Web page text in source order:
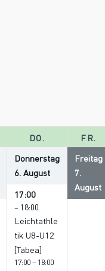
DO. FR.
Donnerstag
6. August
17:00
– 18:00
Leichtathle
tik U8-U12
[Tabea]
17:00 – 18:00
Freitag
7.
August